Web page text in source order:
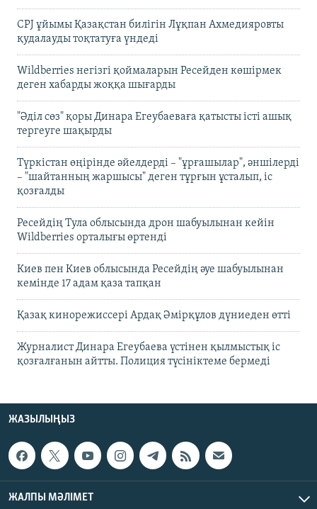
CPJ ұйымы Қазақстан билігін Лұқпан Ахмедияровты
қудалауды тоқтатуға үндеді
Wildberries негізгі қоймаларын Ресейден көшірмек
деген хабарды жоққа шығарды
"Әділ сөз" қоры Динара Егеубаеваға қатысты істі ашық
тергеуге шақырды
Түркістан өңірінде әйелдерді – "ұрғашылар", әншілерді
– "шайтанның жаршысы" деген тұрғын ұсталып, іс
қозғалды
Ресейдің Тула облысында дрон шабуылынан кейін
Wildberries орталығы өртенді
Киев пен Киев облысында Ресейдің әуе шабуылынан
кемінде 17 адам қаза тапқан
Қазақ кинорежиссері Ардақ Әмірқұлов дүниеден өтті
Журналист Динара Егеубаева үстінен қылмыстық іс
қозғалғанын айтты. Полиция түсініктеме бермеді
ЖАЗЫЛЫҢЫЗ
ЖАЛПЫ МӘЛІМЕТ